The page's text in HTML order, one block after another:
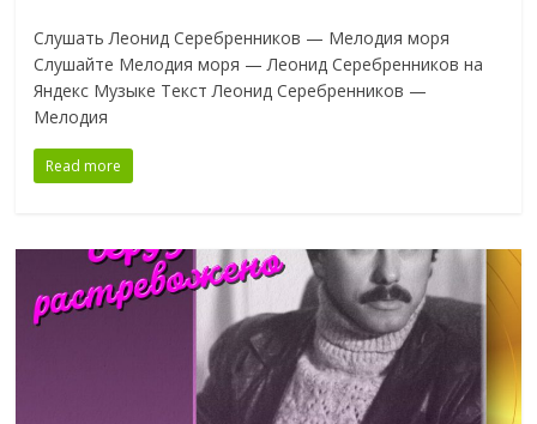
Слушать Леонид Серебренников — Мелодия моря
Слушайте Мелодия моря — Леонид Серебренников на
Яндекс Музыке Текст Леонид Серебренников —
Мелодия
Read more